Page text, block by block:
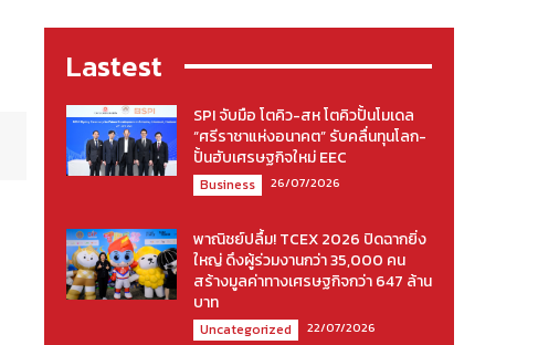
Lastest
SPI จับมือ โตคิว-สห โตคิวปั้นโมเดล
“ศรีราชาแห่งอนาคต” รับคลื่นทุนโลก-
ปั้นฮับเศรษฐกิจใหม่ EEC
Business 26/07/2026
พาณิชย์ปลื้ม! TCEX 2026 ปิดฉากยิ่ง
ใหญ่ ดึงผู้ร่วมงานกว่า 35,000 คน
สร้างมูลค่าทางเศรษฐกิจกว่า 647 ล้าน
บาท
Uncategorized 22/07/2026